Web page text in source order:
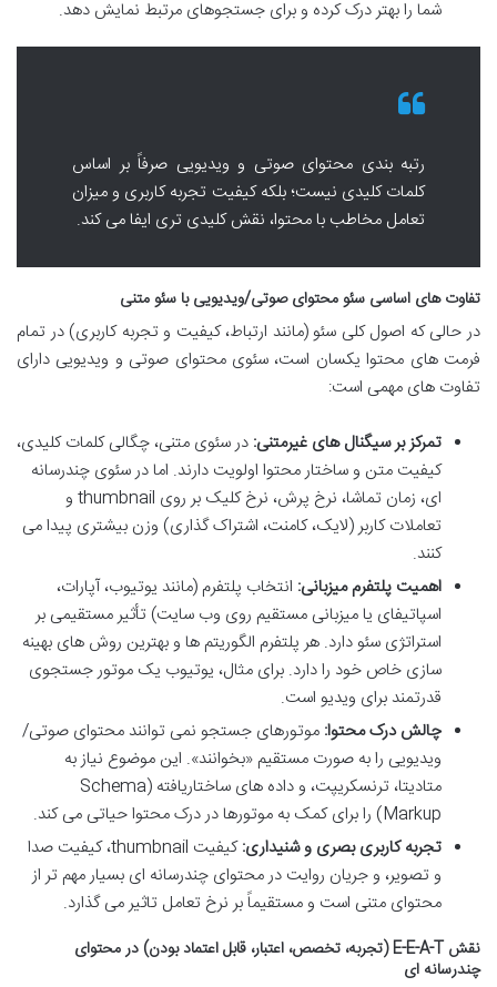
شما را بهتر درک کرده و برای جستجوهای مرتبط نمایش دهد.
رتبه بندی محتوای صوتی و ویدیویی صرفاً بر اساس
کلمات کلیدی نیست؛ بلکه کیفیت تجربه کاربری و میزان
تعامل مخاطب با محتوا، نقش کلیدی تری ایفا می کند.
تفاوت های اساسی سئو محتوای صوتی/ویدیویی با سئو متنی
در حالی که اصول کلی سئو (مانند ارتباط، کیفیت و تجربه کاربری) در تمام
فرمت های محتوا یکسان است، سئوی محتوای صوتی و ویدیویی دارای
تفاوت های مهمی است:
تمرکز بر سیگنال های غیرمتنی: در سئوی متنی، چگالی کلمات کلیدی،
کیفیت متن و ساختار محتوا اولویت دارند. اما در سئوی چندرسانه
ای، زمان تماشا، نرخ پرش، نرخ کلیک بر روی thumbnail و
تعاملات کاربر (لایک، کامنت، اشتراک گذاری) وزن بیشتری پیدا می
کنند.
اهمیت پلتفرم میزبانی: انتخاب پلتفرم (مانند یوتیوب، آپارات،
اسپاتیفای یا میزبانی مستقیم روی وب سایت) تأثیر مستقیمی بر
استراتژی سئو دارد. هر پلتفرم الگوریتم ها و بهترین روش های بهینه
سازی خاص خود را دارد. برای مثال، یوتیوب یک موتور جستجوی
قدرتمند برای ویدیو است.
چالش درک محتوا: موتورهای جستجو نمی توانند محتوای صوتی/
ویدیویی را به صورت مستقیم «بخوانند». این موضوع نیاز به
متادیتا، ترنسکریپت، و داده های ساختاریافته (Schema
Markup) را برای کمک به موتورها در درک محتوا حیاتی می کند.
تجربه کاربری بصری و شنیداری:
کیفیت thumbnail، کیفیت صدا
و تصویر، و جریان روایت در محتوای چندرسانه ای بسیار مهم تر از
محتوای متنی است و مستقیماً بر نرخ تعامل تاثیر می گذارد.
نقش E-E-A-T (تجربه، تخصص، اعتبار، قابل اعتماد بودن) در محتوای
چندرسانه ای